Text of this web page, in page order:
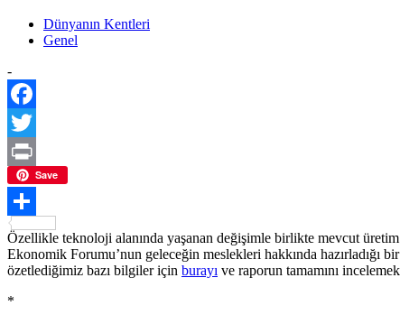
Dünyanın Kentleri
Genel
-
Facebook
Twitter
Print Save
Özellikle teknoloji alanında yaşanan değişimle birlikte mevcut
Ekonomik Forumu’nun geleceğin meslekleri hakkında hazırladığı
özetlediğimiz bazı bilgiler için burayı ve raporun tamamını
*